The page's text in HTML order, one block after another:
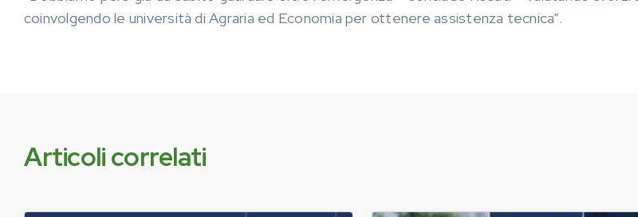
coinvolgendo le università di Agraria ed Economia per ottenere assistenza tecnica”.
Articoli correlati